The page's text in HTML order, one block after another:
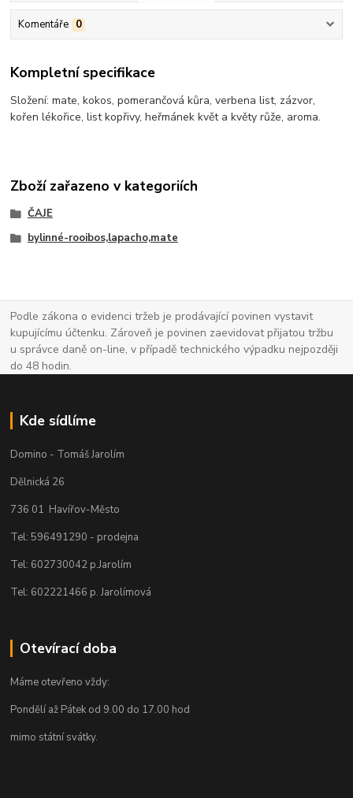
Komentáře 0
Kompletní specifikace
Složení: mate, kokos, pomerančová kůra, verbena list, zázvor,
kořen lékořice, list kopřivy, heřmánek květ a květy růže, aroma.
Zboží zařazeno v kategoriích
ČAJE
bylinné-rooibos,lapacho,mate
Podle zákona o evidenci tržeb je prodávající povinen vystavit
kupujícímu účtenku. Zároveň je povinen zaevidovat přijatou tržbu
u správce daně on-line, v případě technického výpadku nejpozději
do 48 hodin.
Kde sídlíme
Domino - Tomáš Jarolím
Dělnická 26
736 01 Havířov-Město
Tel: 596491290 - prodejna
Tel: 602730042 p.Jarolím
Tel: 602221466 p. Jarolímová
Otevírací doba
Máme otevřeno vždy:
Pondělí až Pátek od 9.00 do 17.00 hod
mimo státní svátky.